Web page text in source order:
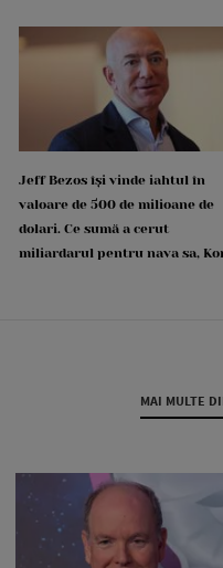
Jeff Bezos își vinde iahtul în
valoare de 500 de milioane de
dolari. Ce sumă a cerut
miliardarul pentru nava sa,
MAI MULTE